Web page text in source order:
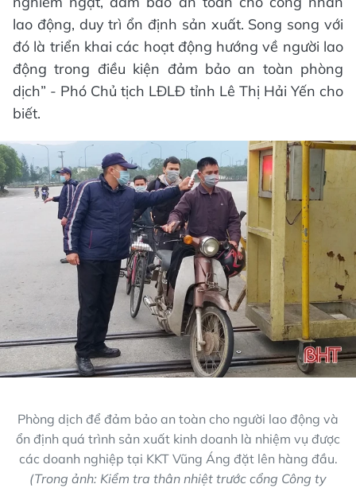
lao động, duy trì ổn định sản xuất. Song song với
đó là triển khai các hoạt động hướng về người lao
động trong điều kiện đảm bảo an toàn phòng
dịch” - Phó Chủ tịch LĐLĐ tỉnh Lê Thị Hải Yến cho
biết.
Phòng dịch để đảm bảo an toàn cho người lao động và
ổn định quá trình sản xuất kinh doanh là nhiệm vụ được
các doanh nghiệp tại KKT Vũng Áng đặt lên hàng đầu.
(Trong ảnh: Kiểm tra thân nhiệt trước cổng Công ty